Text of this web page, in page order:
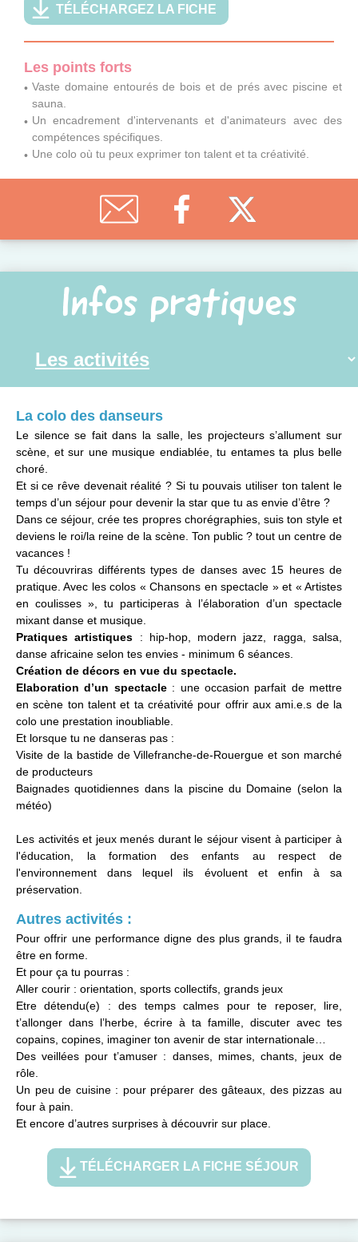
TÉLÉCHARGEZ LA FICHE
Les points forts
Vaste domaine entourés de bois et de prés avec piscine et
sauna.
Un encadrement d'intervenants et d'animateurs avec des
compétences spécifiques.
Une colo où tu peux exprimer ton talent et ta créativité.
Infos pratiques
La colo des danseurs
Le silence se fait dans la salle, les projecteurs s’allument sur
scène, et sur une musique endiablée, tu entames ta plus belle
choré.
Et si ce rêve devenait réalité ? Si tu pouvais utiliser ton talent le
temps d’un séjour pour devenir la star que tu as envie d’être ?
Dans ce séjour, crée tes propres chorégraphies, suis ton style et
deviens le roi/la reine de la scène. Ton public ? tout un centre de
vacances !
Tu découvriras différents types de danses avec 15 heures de
pratique. Avec les colos « Chansons en spectacle » et « Artistes
en coulisses », tu participeras à l’élaboration d’un spectacle
mixant danse et musique.
Pratiques artistiques : hip-hop, modern jazz, ragga, salsa,
danse africaine selon tes envies - minimum 6 séances.
Création de décors en vue du spectacle.
Elaboration d’un spectacle : une occasion parfait de mettre
en scène ton talent et ta créativité pour offrir aux ami.e.s de la
colo une prestation inoubliable.
Et lorsque tu ne danseras pas :
Visite de la bastide de Villefranche-de-Rouergue et son marché
de producteurs
Baignades quotidiennes dans la piscine du Domaine (selon la
météo)
Les activités et jeux menés durant le séjour visent à participer à
l'éducation, la formation des enfants au respect de
l'environnement dans lequel ils évoluent et enfin à sa
préservation.
Autres activités :
Pour offrir une performance digne des plus grands, il te faudra
être en forme.
Et pour ça tu pourras :
Aller courir : orientation, sports collectifs, grands jeux
Etre détendu(e) : des temps calmes pour te reposer, lire,
t’allonger dans l’herbe, écrire à ta famille, discuter avec tes
copains, copines, imaginer ton avenir de star internationale…
Des veillées pour t’amuser : danses, mimes, chants, jeux de
rôle.
Un peu de cuisine : pour préparer des gâteaux, des pizzas au
four à pain.
Et encore d’autres surprises à découvrir sur place.
TÉLÉCHARGER LA FICHE SÉJOUR